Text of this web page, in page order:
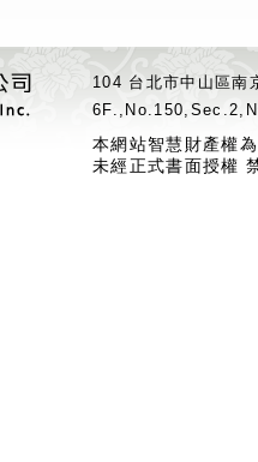
104 台北市中山區
本網站智慧財產權
未經正式書面授權